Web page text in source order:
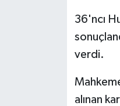
36'ncı
verdi.
alınan